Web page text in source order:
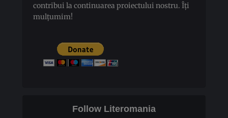
contribui la continuarea proiectului nostru. Îți
mulțumim!
Follow Literomania